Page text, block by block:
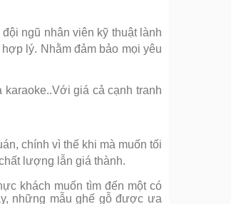
ngũ nhân viên kỹ thuật lành
lý. Nhằm đảm bảo mọi yêu
karaoke..Với giá cả cạnh tranh
chính vì thế khi mà muốn tối
lượng lẫn giá thành.
khách muốn tìm đến một có
những mẫu ghế gỗ được ưa